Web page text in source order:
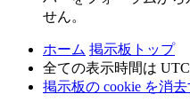
せん。
ホーム 掲示板トップ
全ての表示時間は
掲示板の cookie を消去